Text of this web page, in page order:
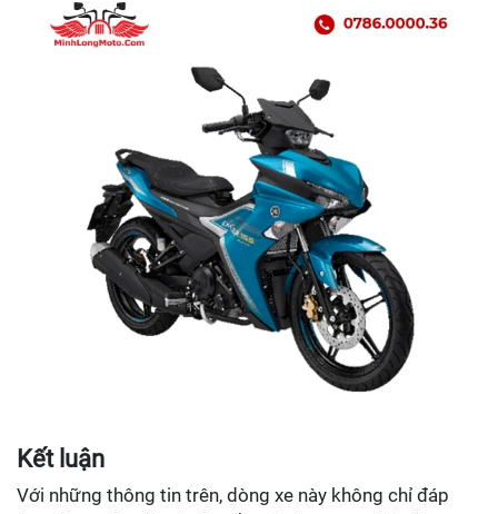
Kết luận
Với những thông tin trên, dòng xe này không chỉ đáp